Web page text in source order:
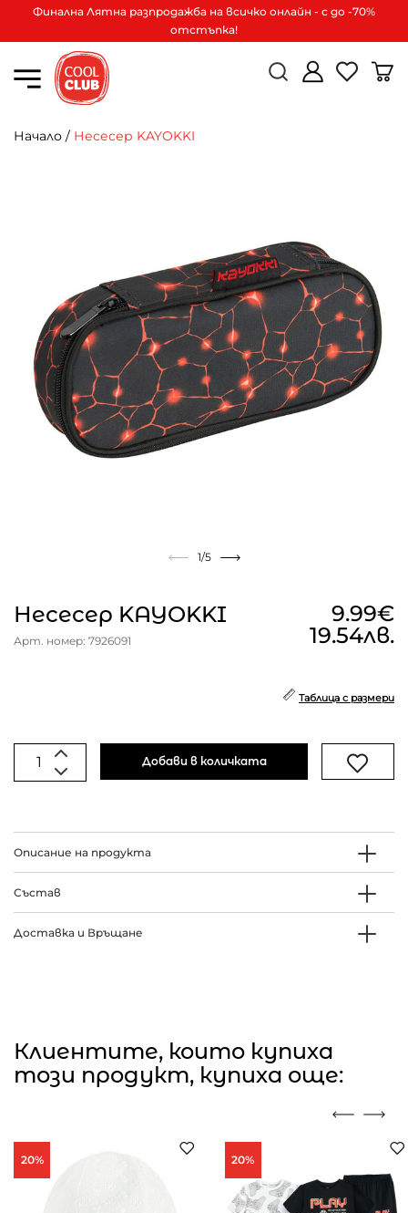
Финална Лятна разпродажба на всичко онлайн - с до -70%
отстъпка!
Начало / Несесер KAYOKKI
1/5
Несесер KAYOKKI
Арт. номер: 7926091
9.99€
19.54лв.
Таблица с размери
Добави в количката
Описание на продукта
Състав
Доставка и Връщане
Клиентите, които купиха
този продукт, купиха още:
20% 20%